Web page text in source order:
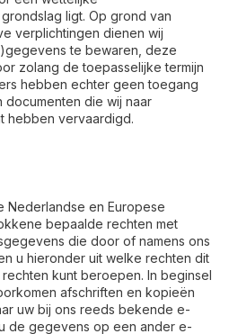
ligt. Op grond van
verplichtingen dienen wij
te bewaren, deze
zolang de toepasselijke termijn
hebben echter geen toegang
die wij naar
hebben vervaardigd.
en Europese
bepaalde rechten met
die door of namens ons
u hieronder uit welke rechten dit
kunt beroepen. In beginsel
afschriften en kopieën
uw bij ons reeds bekende e-
de gegevens op een ander e-